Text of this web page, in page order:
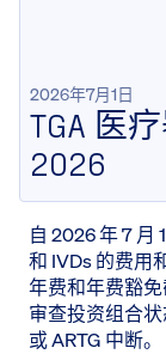
2026年7月1日
TGA 医
2026
自 2026 年 7 月
和 IVDs 的费用
年费和年费豁
审查投资组合
或 ARTG 中断。